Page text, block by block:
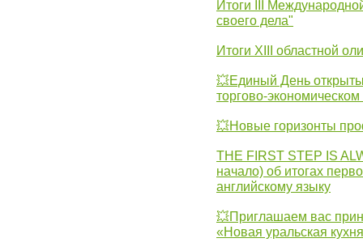
Итоги III
своего дела"
Итоги XIII областной
💥Единый День
торгово-
💥Новые горизонты
THE FIRST STEP IS
начало) об итогах
английскому языку
💥Приглашаем вас
«Новая уральская